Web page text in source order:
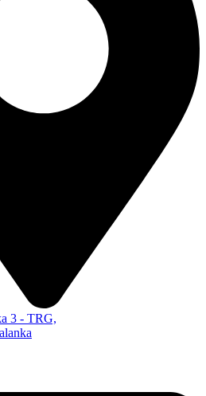
VIDEO TEHNIKA
STANICE
HF-FI LINIJE
BUDILNICI
KABLOVSKI
CIGARETE
3 - TRG,